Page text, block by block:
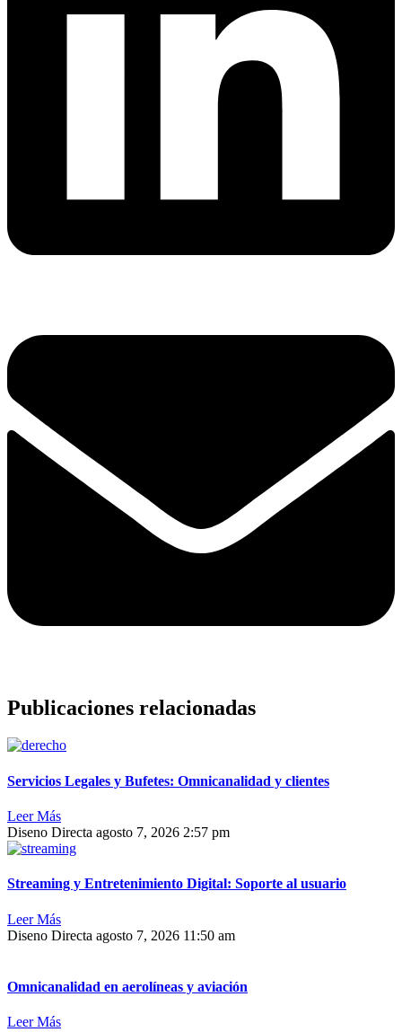
Publicaciones relacionadas
Servicios Legales y Bufetes: Omnicanalidad y clientes
Leer Más
Diseno Directa agosto 7, 2026 2:57 pm
Streaming y Entretenimiento Digital: Soporte al usuario
Leer Más
Diseno Directa agosto 7, 2026 11:50 am
Omnicanalidad en aerolíneas y aviación
Leer Más